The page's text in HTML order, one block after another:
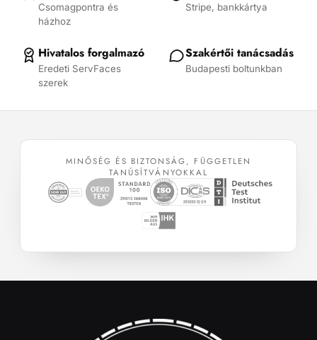
Csomagpontra és
házhoz
Stripe, bankkártya
Hivatalos forgalmazó
Eredeti ServFaces
szerek
Szakértői tanácsadás
Budapesti boltunkban
MINŐSÉG ÉS BIZTONSÁG, FÜGGETLEN
TANÚSÍTVÁNYOKKAL